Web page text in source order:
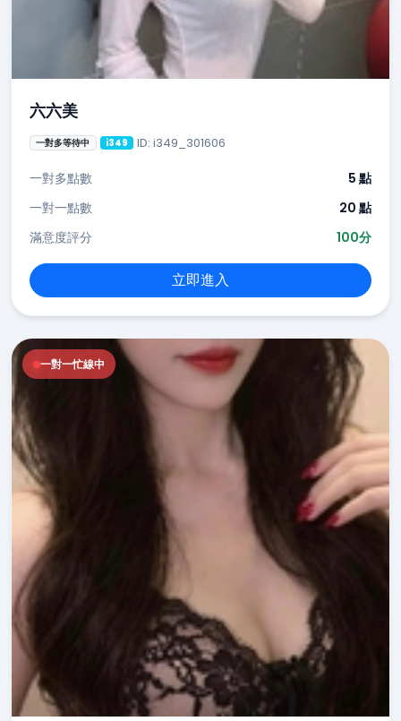
六六美
一對多等待中 i349 ID: i349_301606
一對多點數
5 點
一對一點數
20 點
滿意度評分
100分
立即進入
一對一忙線中